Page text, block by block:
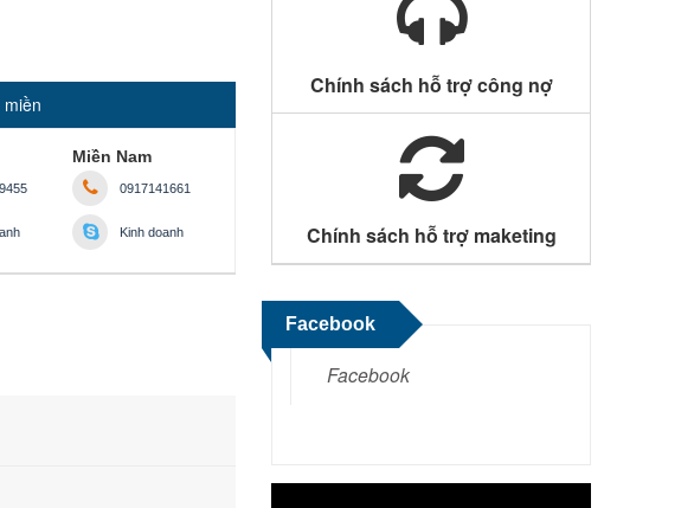
miền
Miền Nam
0917141661
Kinh doanh
Chính sách hỗ trợ công nợ
Chính sách hỗ trợ maketing
Facebook
Facebook